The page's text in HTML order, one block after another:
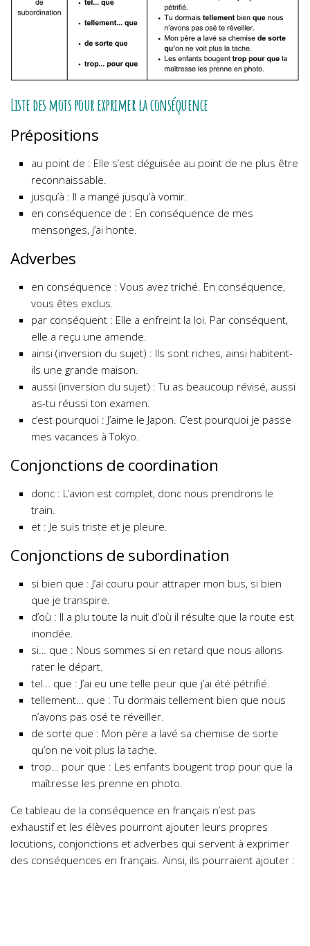
Liste des mots pour exprimer la conséquence
Prépositions
au point de : Elle s’est déguisée au point de ne plus être
reconnaissable.
jusqu’à : Il a mangé jusqu’à vomir.
en conséquence de : En conséquence de mes
mensonges, j’ai honte.
Adverbes
en conséquence : Vous avez triché. En conséquence,
vous êtes exclus.
par conséquent : Elle a enfreint la loi. Par conséquent,
elle a reçu une amende.
ainsi (inversion du sujet) : Ils sont riches, ainsi habitent-
ils une grande maison.
aussi (inversion du sujet) : Tu as beaucoup révisé, aussi
as-tu réussi ton examen.
c’est pourquoi : J’aime le Japon. C’est pourquoi je passe
mes vacances à Tokyo.
Conjonctions de coordination
donc : L’avion est complet, donc nous prendrons le
train.
et : Je suis triste et je pleure.
Conjonctions de subordination
si bien que : J’ai couru pour attraper mon bus, si bien
que je transpire.
d’où : Il a plu toute la nuit d’où il résulte que la route est
inondée.
si… que : Nous sommes si en retard que nous allons
rater le départ.
tel… que : J’ai eu une telle peur que j’ai été pétrifié.
tellement… que : Tu dormais tellement bien que nous
n’avons pas osé te réveiller.
de sorte que : Mon père a lavé sa chemise de sorte
qu’on ne voit plus la tache.
trop… pour que : Les enfants bougent trop pour que la
maîtresse les prenne en photo.
Ce tableau de la conséquence en français n’est pas
exhaustif et les élèves pourront ajouter leurs propres
locutions, conjonctions et adverbes qui servent à exprimer
des conséquences en français. Ainsi, ils pourraient ajouter :